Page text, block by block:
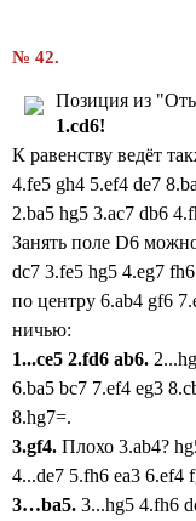
№ 42.
Позиция из
1.cd6!
К равенству ведёт
4.fe5 gh4 5.ef4 de7
2.ba5 hg5 3.ac7 db6
Занять поле D6
dc7 3.fe5 hg5 4.eg7
по центру 6.ab4 gf6
ничью:
1...ce5 2.fd6 ab6.
6.ba5 bc7 7.ef4 eg3
8.hg7=.
3.gf4. Плохо 3.ab4?
4...de7 5.fh6 ea3
3…ba5. 3...hg5 4.fh6